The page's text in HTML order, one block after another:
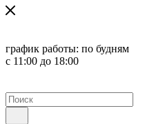
график работы: по будням
с 11:00 до 18:00